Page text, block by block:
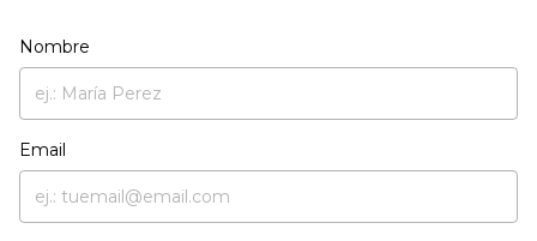
Nombre
Email